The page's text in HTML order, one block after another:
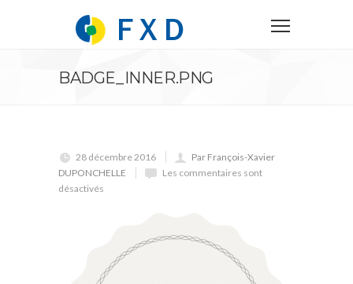
BADGE_INNER.PNG
28 décembre 2016
Par François-Xavier
DUPONCHELLE
Les commentaires sont
désactivés